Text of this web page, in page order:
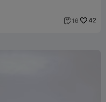
 16 42